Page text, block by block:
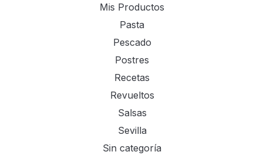
Mis Productos
Pasta
Pescado
Postres
Recetas
Revueltos
Salsas
Sevilla
Sin categoría